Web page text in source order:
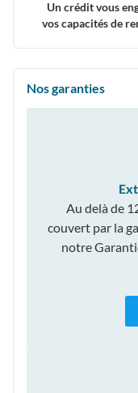
Un crédit vous
vos capacités de
Nos garanties
Au delà de
couvert par la
notre